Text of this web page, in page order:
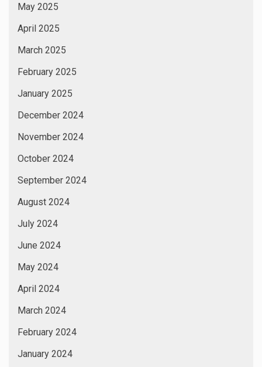
May 2025
April 2025
March 2025
February 2025
January 2025
December 2024
November 2024
October 2024
September 2024
August 2024
July 2024
June 2024
May 2024
April 2024
March 2024
February 2024
January 2024